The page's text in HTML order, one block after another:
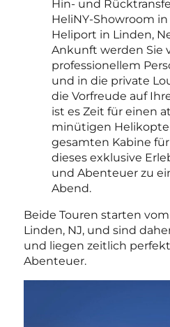
Hin- und
HeliNY-Showroom
Heliport in Linden,
Ankunft werden Sie
professionellem
und in die private
die Vorfreude auf
ist es Zeit für einen
minütigen
gesamten Kabine
dieses exklusive
und Abenteuer zu
Abend.
Beide Touren starten
Linden, NJ, und sind
und liegen zeitlich
Abenteuer.